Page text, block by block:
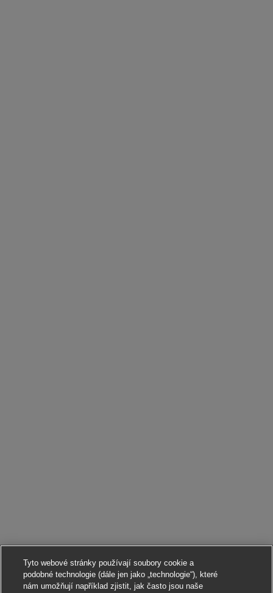
Tyto webové stránky používají soubory cookie a
podobné technologie (dále jen jako „technologie“), které
nám umožňují například zjistit, jak často jsou naše